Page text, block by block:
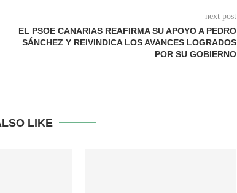
next post
EL PSOE CANARIAS REAFIRMA SU APOYO A PEDRO
SÁNCHEZ Y REIVINDICA LOS AVANCES LOGRADOS
POR SU GOBIERNO
LIKE